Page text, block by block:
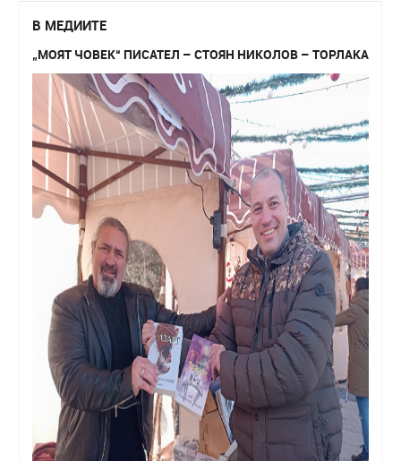
В МЕДИИТЕ
„МОЯТ ЧОВЕК“ ПИСАТЕЛ – СТОЯН НИКОЛОВ – ТОРЛАКА